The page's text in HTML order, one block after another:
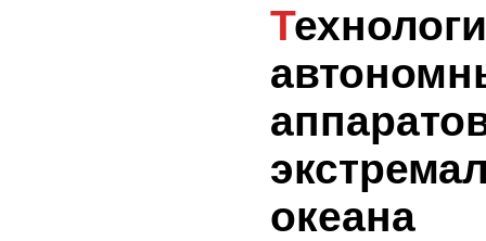
Технологии защиты
океана